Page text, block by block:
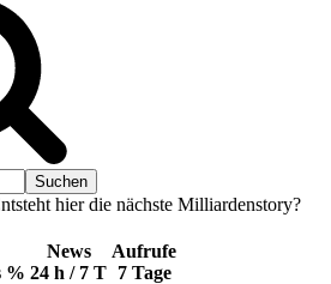
hier die nächste Milliardenstory?
%
News
24 h / 7 T
Aufrufe
7 Tage